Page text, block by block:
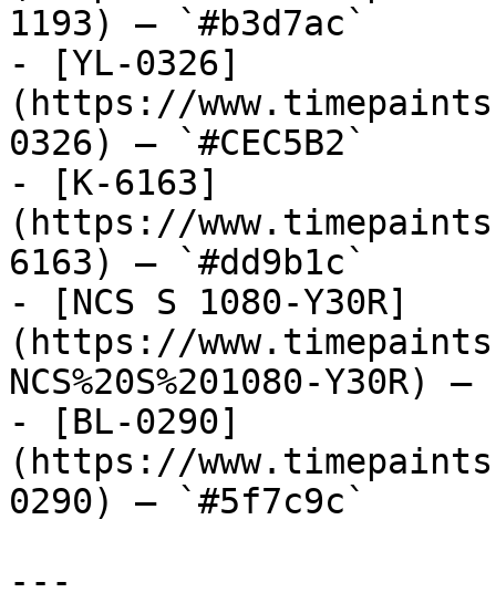
1193) — `#b3d7ac`
- [YL-0326]
(https://
0326) — `#CEC5B2`
- [K-6163]
(https://
6163) — `#dd9b1c`
- [NCS S 1080-Y30R]
(https://
NCS%20S%201080-Y30R)
- [BL-0290]
(https://
0290) — `#5f7c9c`
---